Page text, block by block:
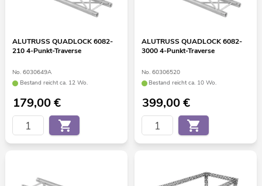
ALUTRUSS QUADLOCK 6082-
210 4-Punkt-Traverse
No. 6030649A
Bestand reicht ca. 12 Wo.
179,00€
ALUTRUSS QUADLOCK 6082-
3000 4-Punkt-Traverse
No. 60306520
Bestand reicht ca. 10 Wo.
399,00€